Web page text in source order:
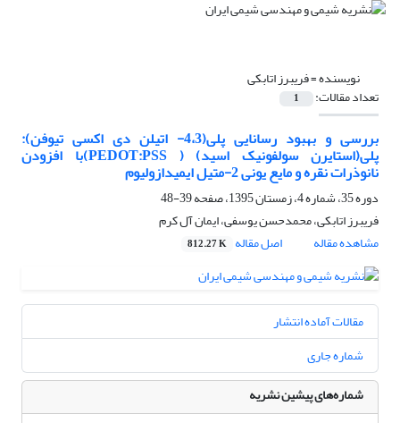
نویسنده =فریبرز اتابکی
تعداد مقالات: 1
بررسی و بهبود رسانایی پلی(4،3- اتیلن دی اکسی تیوفن):
پلی(استایرن سولفونیک اسید) ( PEDOT:PSS)با افزودن
نانوذرات نقره و مایع یونی 2-متیل ایمیدازولیوم
دوره 35، شماره 4، زمستان 1395، صفحه
39-48
فریبرز اتابکی، محمدحسن یوسفی، ایمان آل کرم
مشاهده مقاله
اصل مقاله 812.27 K
مقالات آماده انتشار
شماره جاری
شماره‌های پیشین نشریه